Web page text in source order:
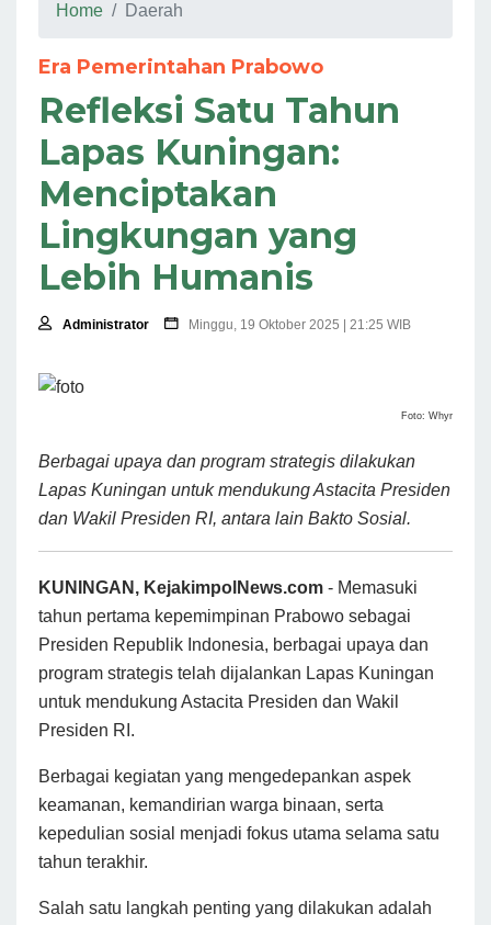
Home Daerah
Era Pemerintahan Prabowo
Refleksi Satu Tahun
Lapas Kuningan:
Menciptakan
Lingkungan yang
Lebih Humanis
Administrator Minggu, 19 Oktober 2025 | 21:25 WIB
Foto: Whyr
Berbagai upaya dan program strategis dilakukan
Lapas Kuningan untuk mendukung Astacita Presiden
dan Wakil Presiden RI, antara lain Bakto Sosial.
KUNINGAN, KejakimpolNews.com - Memasuki
tahun pertama kepemimpinan Prabowo sebagai
Presiden Republik Indonesia, berbagai upaya dan
program strategis telah dijalankan Lapas Kuningan
untuk mendukung Astacita Presiden dan Wakil
Presiden RI.
Berbagai kegiatan yang mengedepankan aspek
keamanan, kemandirian warga binaan, serta
kepedulian sosial menjadi fokus utama selama satu
tahun terakhir.
Salah satu langkah penting yang dilakukan adalah